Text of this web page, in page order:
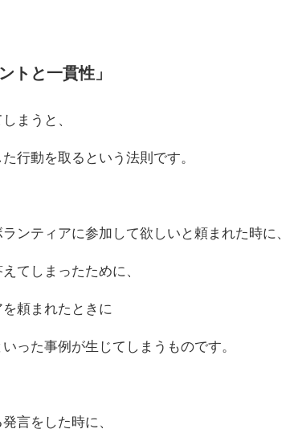
トと一貫性」
まうと、
行動を取るという法則です。
ンティアに参加して欲しいと頼まれた時に、
てしまったために、
頼まれたときに
った事例が生じてしまうものです。
言をした時に、